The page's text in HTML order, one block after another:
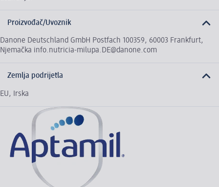
Proizvođač/Uvoznik
Danone Deutschland GmbH Postfach 100359, 60003 Frankfurt,
Njemačka info.nutricia-milupa.DE@danone.com
Zemlja podrijetla
EU, Irska